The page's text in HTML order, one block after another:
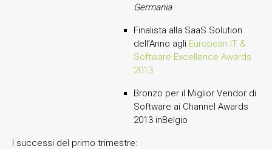
Germania
Finalista alla SaaS Solution
dell’Anno agli European IT &
Software Excellence Awards
2013
Bronzo per il Miglior Vendor di
Software ai Channel Awards
2013 inBelgio
I successi del primo trimestre: